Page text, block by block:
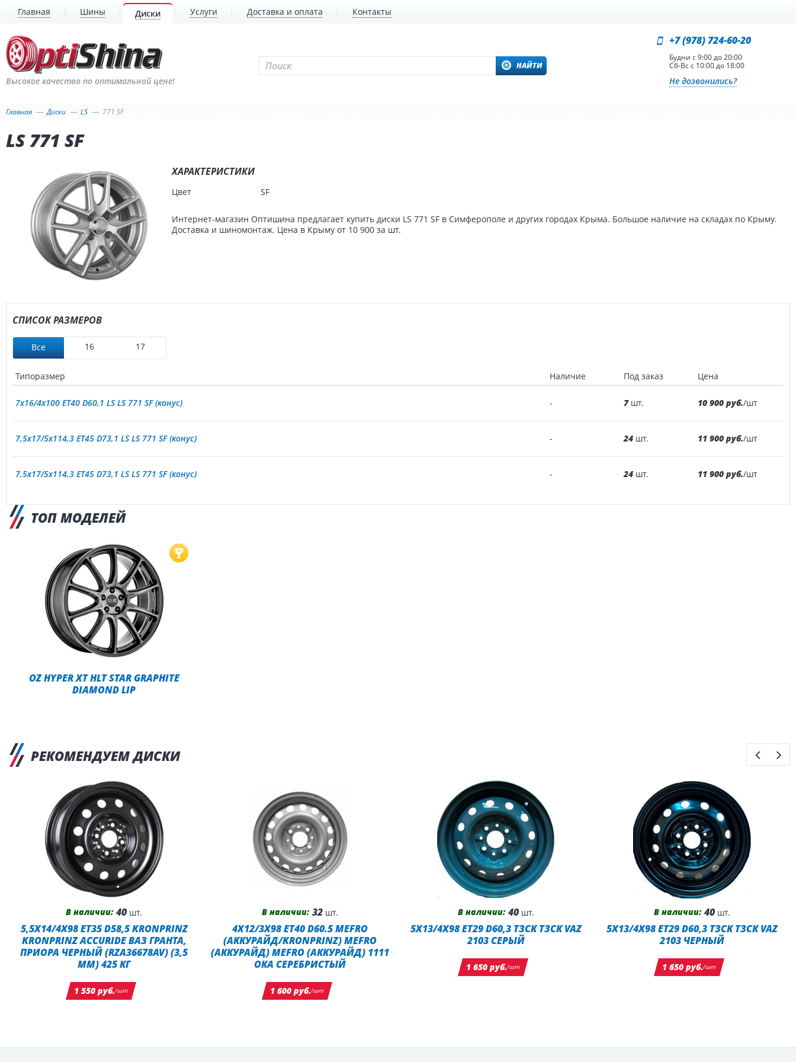
Главная Шины Диски Услуги Доставка и оплата Контакты
Высокое качество по оптимальной цене!
НАЙТИ
+7 (978) 724-60-20
Будни с 9:00 до 20:00
Сб-Вс с 10:00 до 18:00
Не дозвонились?
Главная Диски LS 771 SF
LS 771 SF
ХАРАКТЕРИСТИКИ
Цвет SF
Интернет-магазин Оптишина предлагает купить диски LS 771 SF в Симферополе и других городах Крыма. Большое наличие на складах по Крыму.
Доставка и шиномонтаж. Цена в Крыму от 10 900 за шт.
СПИСОК РАЗМЕРОВ
Все 16 17
Типоразмер Наличие Под заказ Цена
7x16/4x100 ET40 D60,1 LS LS 771 SF (конус) - 7шт. 10 900 руб./шт
7,5x17/5x114,3 ET45 D73,1 LS LS 771 SF (конус) - 24 шт. 11 900 руб./шт
7,5x17/5x114,3 ET45 D73,1 LS LS 771 SF (конус) - 24 шт. 11 900 руб./шт
ТОП МОДЕЛЕЙ
OZ HYPER XT HLT STAR GRAPHITE
DIAMOND LIP
РЕКОМЕНДУЕМ ДИСКИ
В наличии: 40 шт.
5,5X14/4X98 ET35 D58,5 KRONPRINZ
KRONPRINZ ACCURIDE ВАЗ ГРАНТА,
ПРИОРА ЧЕРНЫЙ (RZA36678AV) (3,5
ММ) 425 КГ
1 550 руб./шт
В наличии: 32 шт.
4X12/3X98 ET40 D60.5 MEFRO
(АККУРАЙД/KRONPRINZ) MEFRO
(АККУРАЙД) MEFRO (АККУРАЙД) 1111
ОКА СЕРЕБРИСТЫЙ
1 600 руб./шт
В наличии: 40 шт.
5X13/4X98 ET29 D60,3 ТЗСК ТЗСК VAZ
2103 СЕРЫЙ
1 650 руб./шт
В наличии: 40 шт.
5X13/4X98 ET29 D60,3 ТЗСК ТЗСК VAZ
2103 ЧЕРНЫЙ
1 650 руб./шт